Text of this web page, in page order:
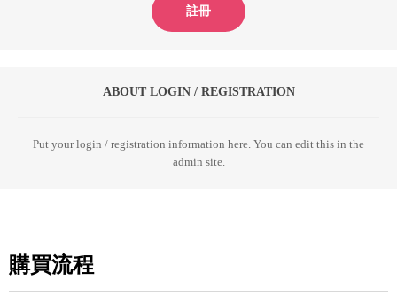
註冊
ABOUT LOGIN / REGISTRATION
Put your login / registration information here. You can edit this in the
admin site.
購買流程